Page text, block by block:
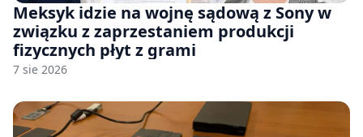
Meksyk idzie na wojnę sądową z Sony w
związku z zaprzestaniem produkcji
fizycznych płyt z grami
7 sie 2026